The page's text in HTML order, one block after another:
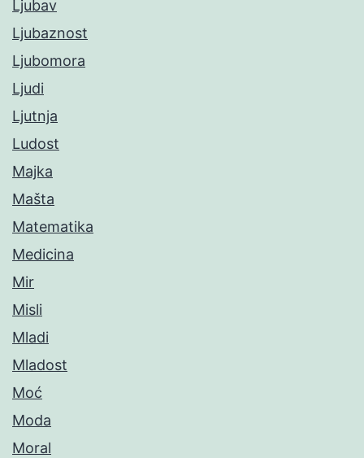
Ljubav
Ljubaznost
Ljubomora
Ljudi
Ljutnja
Ludost
Majka
Mašta
Matematika
Medicina
Mir
Misli
Mladi
Mladost
Moć
Moda
Moral